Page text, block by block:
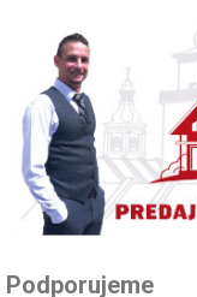
Podporujeme